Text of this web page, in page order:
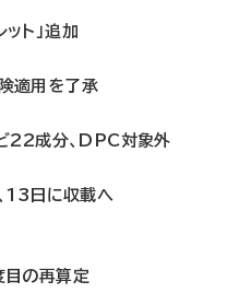
ット」追加
適用を了承
ど22成分、DPC対象外
13日に収載へ
目の再算定